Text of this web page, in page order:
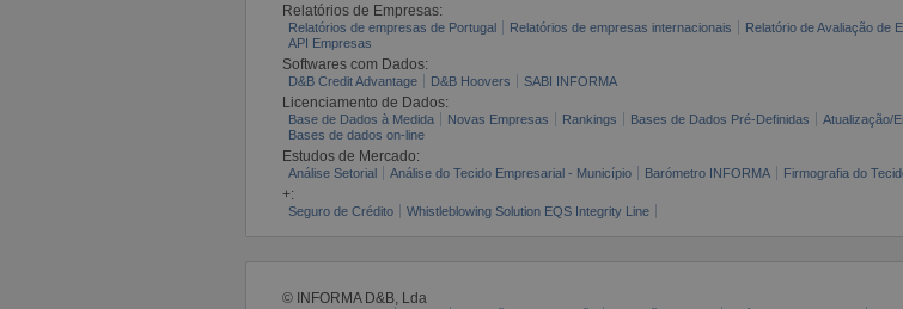
Relatórios de Empresas:
Relatórios de empresas de Portugal Relatórios de empresas internacionais Relatório de Avaliação de
API Empresas
Softwares com Dados:
D&B Credit Advantage D&B Hoovers SABI INFORMA
Licenciamento de Dados:
Base de Dados à Medida Novas Empresas Rankings Bases de Dados Pré-Definidas Atualização/
Bases de dados on-line
Estudos de Mercado:
Análise Setorial Análise do Tecido Empresarial - Município Barómetro INFORMA Firmografia do
+:
Seguro de Crédito Whistleblowing Solution EQS Integrity Line
© INFORMA D&B, Lda